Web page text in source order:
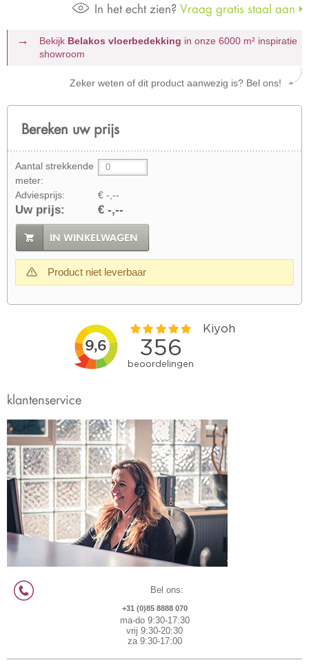
In het echt zien? Vraag gratis staal aan
Bekijk Belakos vloerbedekking in onze 6000 m² inspiratie
showroom
Zeker weten of dit product aanwezig is? Bel ons!
Bereken uw prijs
Aantal strekkende
meter:
Adviesprijs:
€ -,--
Uw prijs: € -,--
IN WINKELWAGEN
Product niet leverbaar
klantenservice
Bel ons:
+31 (0)85 8888 070
ma-do 9:30-17:30
vrij 9:30-20:30
za 9:30-17:00